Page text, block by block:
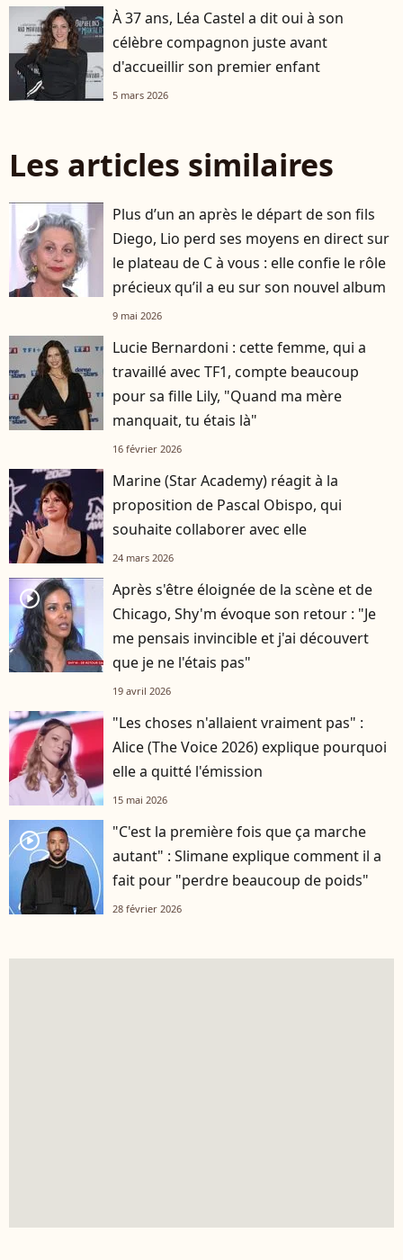
À 37 ans, Léa Castel a dit oui à son
célèbre compagnon juste avant
d'accueillir son premier enfant
5 mars 2026
Les articles similaires
player2
Plus d’un an après le départ de son fils
Diego, Lio perd ses moyens en direct sur
le plateau de C à vous : elle confie le rôle
précieux qu’il a eu sur son nouvel album
9 mai 2026
Lucie Bernardoni : cette femme, qui a
travaillé avec TF1, compte beaucoup
pour sa fille Lily, "Quand ma mère
manquait, tu étais là"
16 février 2026
Marine (Star Academy) réagit à la
proposition de Pascal Obispo, qui
souhaite collaborer avec elle
24 mars 2026
player2
Après s'être éloignée de la scène et de
Chicago, Shy'm évoque son retour : "Je
me pensais invincible et j'ai découvert
que je ne l'étais pas"
19 avril 2026
"Les choses n'allaient vraiment pas" :
Alice (The Voice 2026) explique pourquoi
elle a quitté l'émission
15 mai 2026
player2
"C'est la première fois que ça marche
autant" : Slimane explique comment il a
fait pour "perdre beaucoup de poids"
28 février 2026